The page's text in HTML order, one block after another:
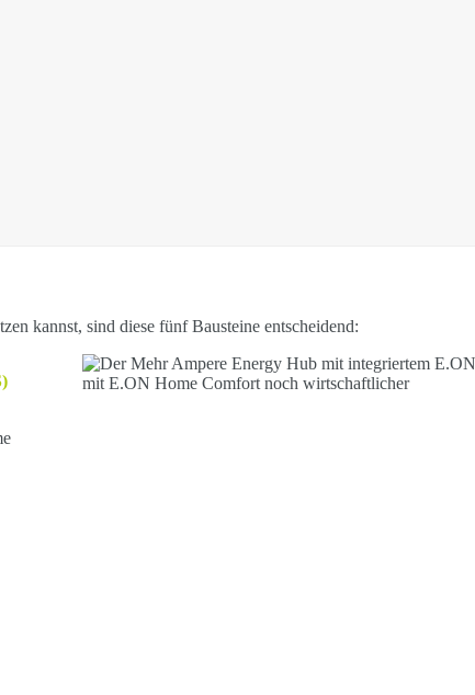
kannst, sind diese fünf Bausteine entscheidend: